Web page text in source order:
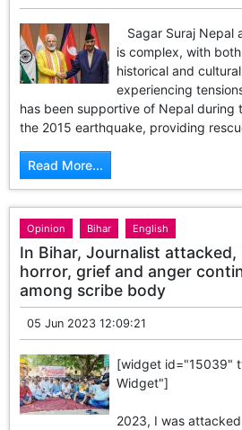
Sagar Suraj Nepal
is complex, with
historical and
experiencing
has been supportive of Nepal during
the 2015 earthquake, providing
Read More...
Opinion Bihar English
In Bihar, Journalist attacked,
horror, grief and anger
among scribe body
05 Jun 2023 12:09:21
[widget id="15039"
On
2023, I was